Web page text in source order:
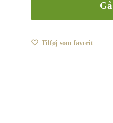
Tilføj som favorit